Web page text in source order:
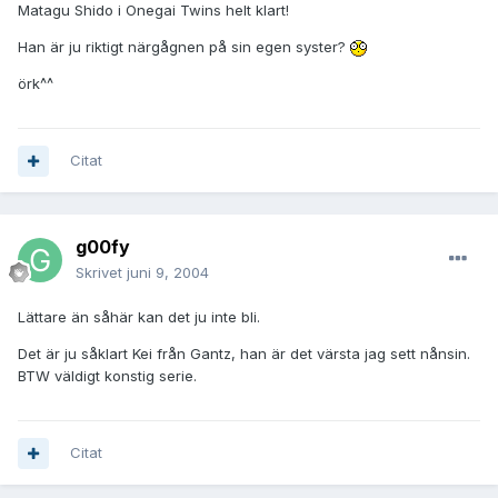
Matagu Shido i Onegai Twins helt klart!
Han är ju riktigt närgågnen på sin egen syster?
örk^^
Citat
g00fy
Skrivet juni 9, 2004
Lättare än såhär kan det ju inte bli.
Det är ju såklart Kei från Gantz, han är det värsta jag sett nånsin.
BTW väldigt konstig serie.
Citat